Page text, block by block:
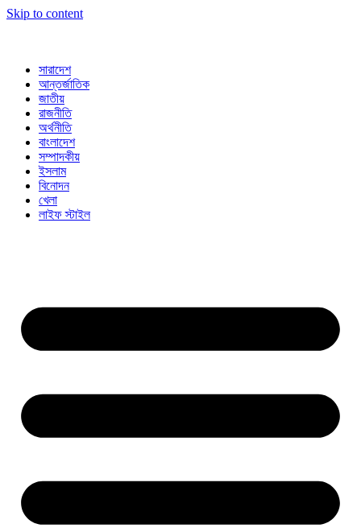
Skip to content
সারাদেশ
আন্তর্জাতিক
জাতীয়
রাজনীতি
অর্থনীতি
বাংলাদেশ
সম্পাদকীয়
ইসলাম
বিনোদন
খেলা
লাইফ স্টাইল